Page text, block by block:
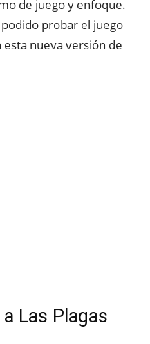
de juego y enfoque.
probar el juego
nueva versión de
Las Plagas